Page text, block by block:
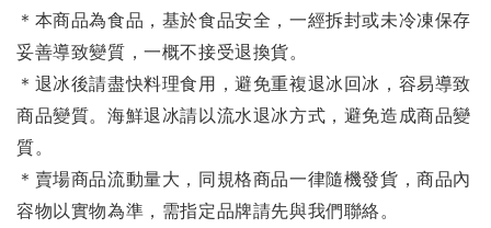
＊本商品為食品，基於食品安全，一經拆封或未冷凍保存
妥善導致變質，一概不接受退換貨。
＊退冰後請盡快料理食用，避免重複退冰回冰，容易導致
商品變質。海鮮退冰請以流水退冰方式，避免造成商品變
質。
＊賣場商品流動量大，同規格商品一律隨機發貨，商品內
容物以實物為準，需指定品牌請先與我們聯絡。